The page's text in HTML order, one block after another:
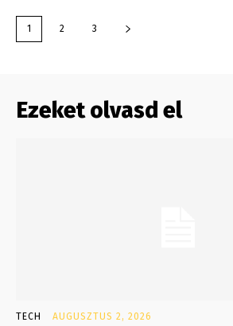
1 2 3
Ezeket olvasd el
TECH AUGUSZTUS 2, 2026